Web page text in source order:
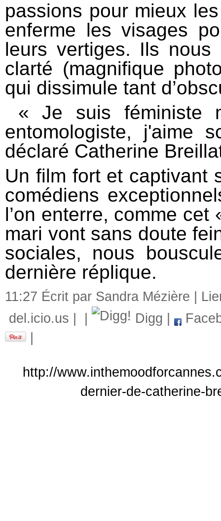
passions pour mieux
enferme les visages
leurs vertiges. Ils nous
clarté (magnifique
qui dissimule tant
« Je suis féministe
entomologiste, j'aime
déclaré Catherine
Un film fort et captivant
comédiens
l’on enterre, comme cet
mari vont sans doute
sociales, nous
dernière réplique.
11:27 Écrit par Sandra Mézière |
del.icio.us
Digg
http://
dernier-de-catherine-